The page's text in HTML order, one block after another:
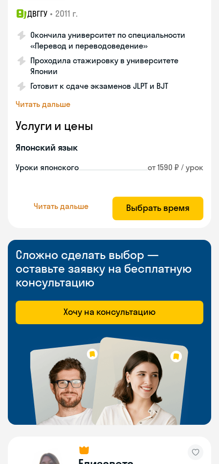
ДВГГУ • 2011 г.
Окончила университет по специальности
«Перевод и переводоведение»
Проходила стажировку в университете
Японии
Готовит к сдаче экзаменов JLPT и BJT
Читать дальше
Услуги и цены
Японский язык
Уроки японского от 1590 ₽ / урок
Читать дальше Выбрать время
Сложно сделать выбор —
оставьте заявку на бесплатную
консультацию
Хочу на консультацию